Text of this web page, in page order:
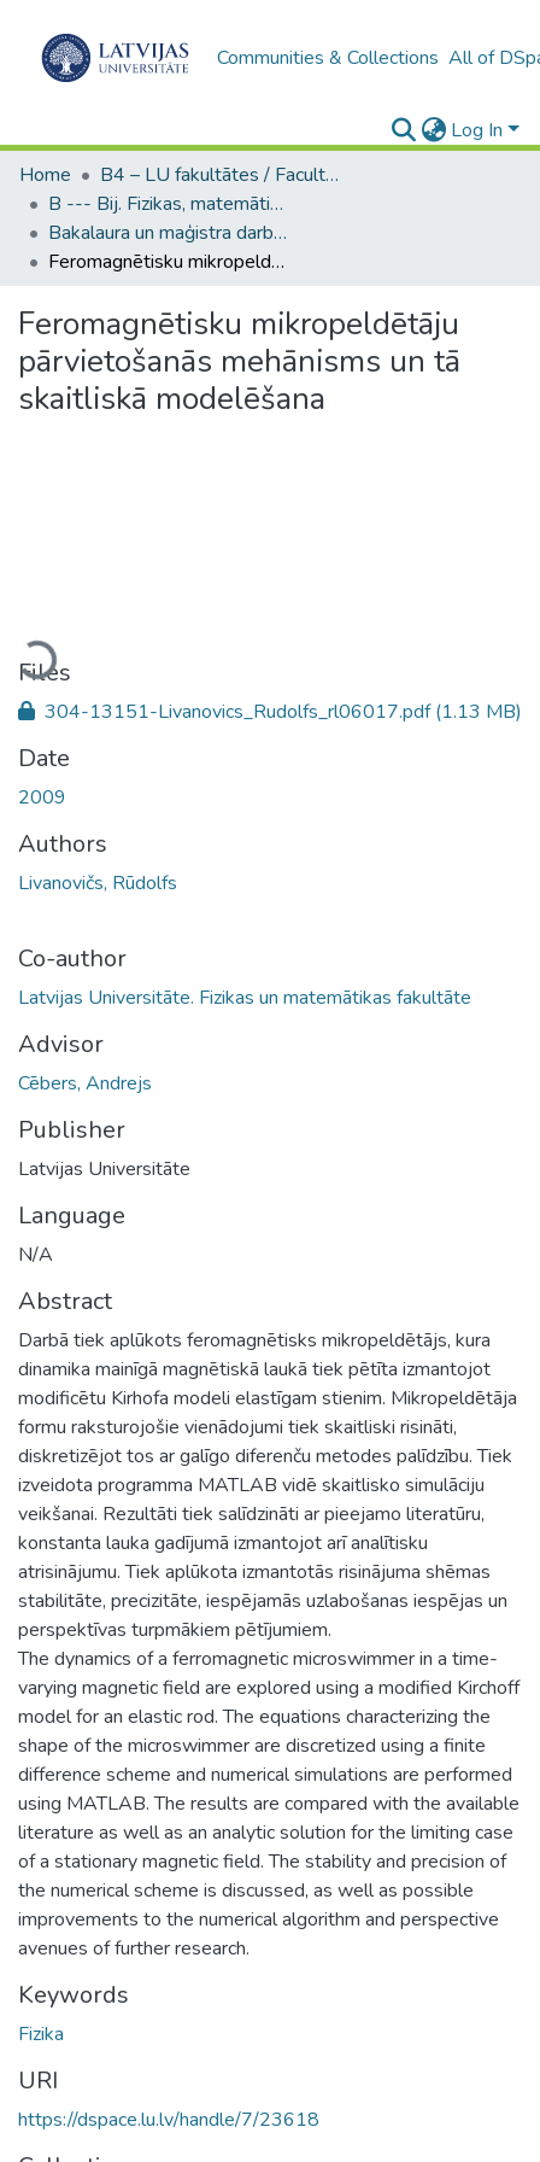
Communities & Collections All of
Log In
Home
B4 – LU fakultātes / Faculties of the UL
B --- Bij. Fizikas, matemātikas un optometrijas fakultātes studentu noslēguma darbi / Faculty of Physics, Mathematics and Optometry - Graduate works
Bakalaura un maģistra darbi (FMOF) / Bachelor's and Master's theses
Feromagnētisku mikropeldētāju pārvietošanās mehānisms un tā skaitliskā modelēšana
Feromagnētisku mikropeldētāju
pārvietošanās mehānisms un tā
skaitliskā modelēšana
Loading...
Files
304-13151-Livanovics_Rudolfs_rl06017.pdf(1.13 MB)
Date
2009
Authors
Livanovičs, Rūdolfs
Co-author
Latvijas Universitāte. Fizikas un matemātikas fakultāte
Advisor
Cēbers, Andrejs
Publisher
Latvijas Universitāte
Language
N/A
Abstract
Darbā tiek aplūkots feromagnētisks mikropeldētājs, kura
dinamika mainīgā magnētiskā laukā tiek pētīta izmantojot
modificētu Kirhofa modeli elastīgam stienim. Mikropeldētāja
formu raksturojošie vienādojumi tiek skaitliski risināti,
diskretizējot tos ar galīgo diferenču metodes palīdzību. Tiek
izveidota programma MATLAB vidē skaitlisko simulāciju
veikšanai. Rezultāti tiek salīdzināti ar pieejamo literatūru,
konstanta lauka gadījumā izmantojot arī analītisku
atrisinājumu. Tiek aplūkota izmantotās risinājuma shēmas
stabilitāte, precizitāte, iespējamās uzlabošanas iespējas un
perspektīvas turpmākiem pētījumiem.
The dynamics of a ferromagnetic microswimmer in a time-
varying magnetic field are explored using a modified Kirchoff
model for an elastic rod. The equations characterizing the
shape of the microswimmer are discretized using a finite
difference scheme and numerical simulations are performed
using MATLAB. The results are compared with the available
literature as well as an analytic solution for the limiting case
of a stationary magnetic field. The stability and precision of
the numerical scheme is discussed, as well as possible
improvements to the numerical algorithm and perspective
avenues of further research.
Keywords
Fizika
URI
https://dspace.lu.lv/handle/7/23618